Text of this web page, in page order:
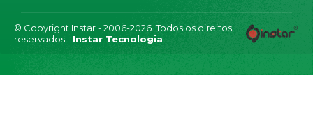
© Copyright Instar - 2006-2026. Todos os direitos
reservados - Instar Tecnologia